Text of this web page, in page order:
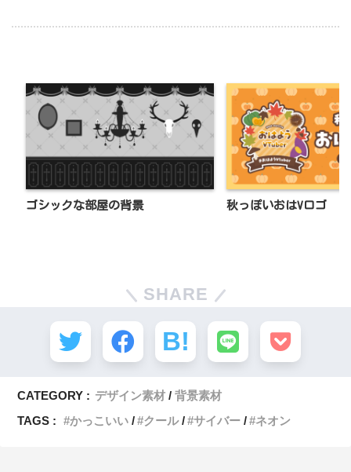
ゴシックな部屋の背景 秋っぽいおはVロゴ
SHARE
CATEGORY : デザイン素材
背景素材
TAGS :
かっこいい クール サイバー ネオン